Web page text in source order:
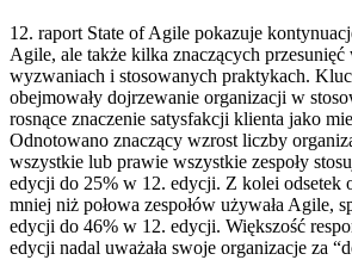
12. raport State of Agile pokazuje
Agile, ale także kilka znaczących
wyzwaniach i stosowanych praktykach.
obejmowały dojrzewanie organizacji w
rosnące znaczenie satysfakcji klienta jako
Odnotowano znaczący wzrost liczby
wszystkie lub prawie wszystkie zespoły
edycji do 25% w 12. edycji. Z kolei odsetek
mniej niż połowa zespołów używała Agile,
edycji do 46% w 12. edycji. Większość
edycji nadal uważała swoje organizacje za